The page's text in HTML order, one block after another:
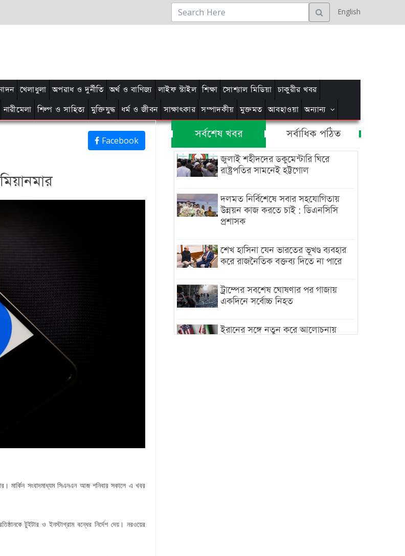
English
খেলাধুলা অপরাধ ও দুর্নীতি অর্থ ও বাণিজ্য লাইফ স্টাইল শিক্ষা সোশ্যাল মিডিয়া চাকুরীর খবর
নারীমেলা শিল্প ও সাহিত্য মুক্তিযুদ্ধ ধর্ম ও জীবন সাক্ষাৎকার সম্পাদকীয় মুক্তমত আবহাওয়া অন্যান্য
Facebook
। মার্কিন সংবাদমাধ্যম সিএনএন আজ শনিবার সকালে এ খবর
টুইটার ও ইনস্টাগ্রাম বন্ধের নির্দেশ দেয় । নরওয়ের
সর্বশেষ খবর সর্বাধিক পঠিত
জুলাই শহীদদের ডকুমেন্টারি ঘিরে
রাষ্ট্রপতির সামনেই হট্টগোল
দলমত নির্বিশেষে সবার সহযোগিতায়
উন্নয়ন কাজ করতে চাই : ডিএনসিসি
প্রশাসক
শেখ হাসিনা যেন ভারতের ভূখণ্ড ব্যবহার
করে রাজনৈতিক বক্তব্য দিতে না পারে
ট্রাম্পের সবশেষ ঘোষণার পর গাজায়
একদিনে সর্বোচ্চ নিহত
ইরানের সঙ্গে নতুন করে আলোচনায়